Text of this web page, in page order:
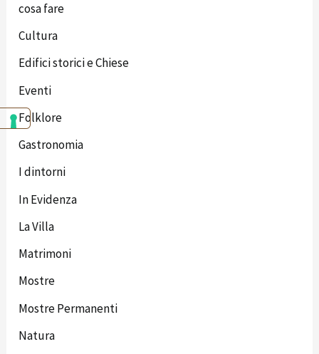
cosa fare
Cultura
Edifici storici e Chiese
Eventi
Folklore
Gastronomia
I dintorni
In Evidenza
La Villa
Matrimoni
Mostre
Mostre Permanenti
Natura